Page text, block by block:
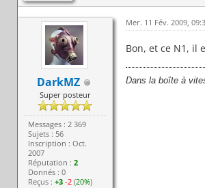
DarkMZ
Super posteur
Messages : 2 369
Sujets : 56
Inscription : Oct.
2007
Réputation :2
Donnés : 0
Reçus :+3 -2 (20%)
Mer. 11 Fév. 2009,
Bon, et ce N1, il
Dans la boîte à